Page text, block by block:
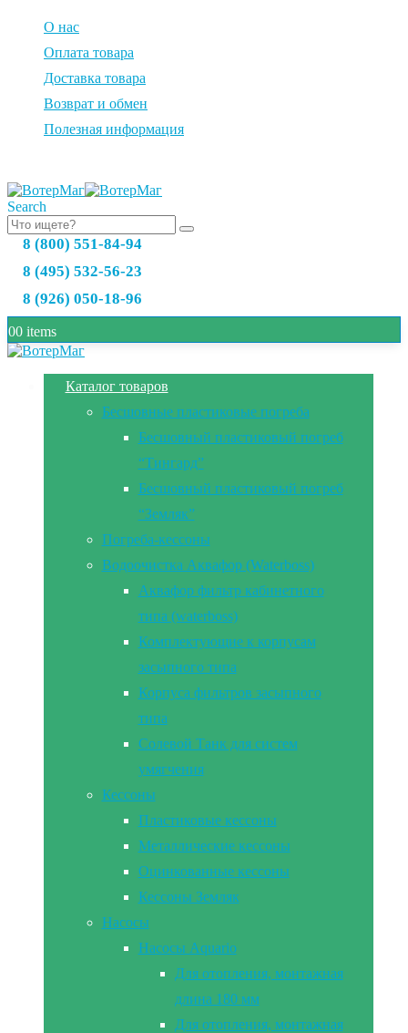
О нас
Оплата товара
Доставка товара
Возврат и обмен
Полезная информация
Search
8 (800) 551-84-94
8 (495) 532-56-23
8 (926) 050-18-96
00 items
Каталог товаров
Бесшовные пластиковые погреба
Бесшовный пластиковый погреб
“Тингард”
Бесшовный пластиковый погреб
“Земляк”
Погреба-кессоны
Водоочистка Аквафор (Waterboss)
Аквафор фильтр кабинетного
типа (waterboss)
Комплектующие к корпусам
засыпного типа
Корпуса фильтров засыпного
типа
Солевой Танк для систем
умягчения
Кессоны
Пластиковые кессоны
Металлические кессоны
Оцинкованные кессоны
Кессоны Земляк
Насосы
Насосы Aquario
Для отопления, монтажная
длина 180 мм
Для отопления, монтажная